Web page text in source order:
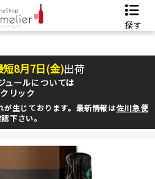
探す
短8月7日(金)出荷
ュールについては
リック
生じております。最新情報は佐川急便
下さい。